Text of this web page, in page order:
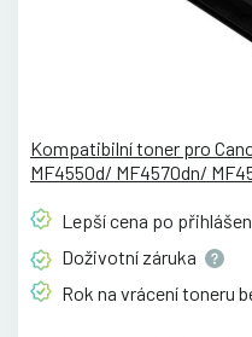
Kompatibilní toner pro
MF4550d/ MF4570dn/
Lepší cena po
Doživotní záruka
Rok na vrácení toneru